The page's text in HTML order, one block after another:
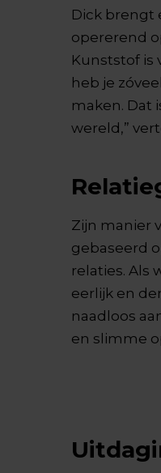
Dick brengt
opererend
Kunststof is
heb je
maken. Dat
wereld,”
Zijn manier
gebaseerd
relaties. Als
eerlijk en
naadloos
en slimme